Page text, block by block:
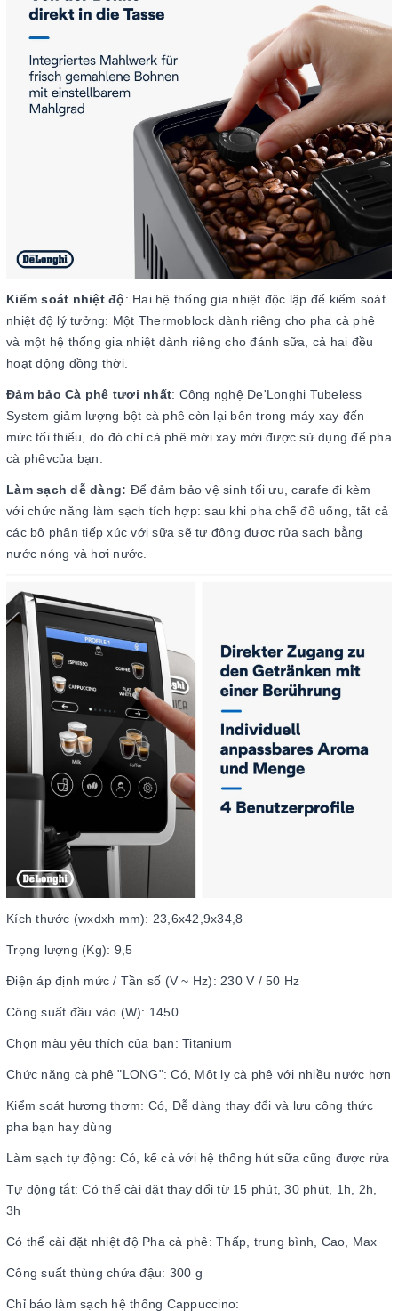
Kiểm soát nhiệt độ: Hai hệ thống gia nhiệt độc lập để kiểm soát
nhiệt độ lý tưởng: Một Thermoblock dành riêng cho pha cà phê
và một hệ thống gia nhiệt dành riêng cho đánh sữa, cả hai đều
hoạt động đồng thời.
Đảm bảo Cà phê tươi nhất: Công nghệ De'Longhi Tubeless
System giảm lượng bột cà phê còn lại bên trong máy xay đến
mức tối thiểu, do đó chỉ cà phê mới xay mới được sử dụng để pha
cà phêvcủa bạn.
Làm sạch dễ dàng: Để đảm bảo vệ sinh tối ưu, carafe đi kèm
với chức năng làm sạch tích hợp: sau khi pha chế đồ uống, tất cả
các bộ phận tiếp xúc với sữa sẽ tự động được rửa sạch bằng
nước nóng và hơi nước.
Kích thước (wxdxh mm): 23,6x42,9x34,8
Trọng lượng (Kg): 9,5
Điện áp định mức / Tần số (V ~ Hz): 230 V / 50 Hz
Công suất đầu vào (W): 1450
Chọn màu yêu thích của bạn: Titanium
Chức năng cà phê "LONG": Có, Một ly cà phê với nhiều nước hơn
Kiểm soát hương thơm: Có, Dễ dàng thay đổi và lưu công thức
pha bạn hay dùng
Làm sạch tự động: Có, kể cả với hệ thống hút sữa cũng được rửa
Tự động tắt: Có thể cài đặt thay đổi từ 15 phút, 30 phút, 1h, 2h,
3h
Có thể cài đặt nhiệt độ Pha cà phê: Thấp, trung bình, Cao, Max
Công suất thùng chứa đậu: 300 g
Chỉ báo làm sạch hệ thống Cappuccino: